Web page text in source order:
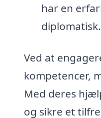
har en
diplomatisk.
Ved at
kompetencer,
Med deres
og sikre et